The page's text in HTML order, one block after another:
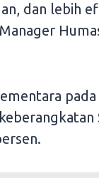
dan lebih